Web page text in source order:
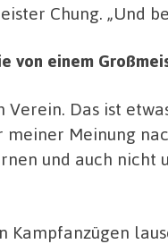
Chung. „Und
von einem
Das ist
meiner Meinung
und auch nicht
Kampfanzügen